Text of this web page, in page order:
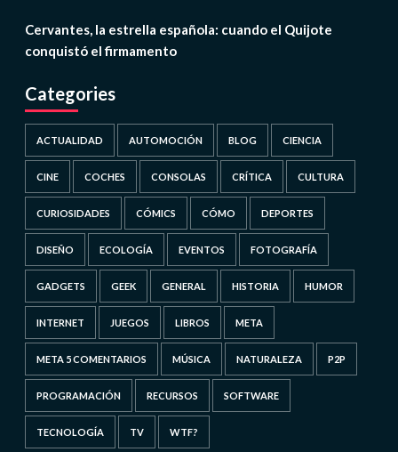
Cervantes, la estrella española: cuando el Quijote
conquistó el firmamento
Categories
ACTUALIDAD AUTOMOCIÓN BLOG CIENCIA
CINE COCHES CONSOLAS CRÍTICA CULTURA
CURIOSIDADES CÓMICS CÓMO DEPORTES
DISEÑO ECOLOGÍA EVENTOS FOTOGRAFÍA
GADGETS GEEK GENERAL HISTORIA HUMOR
INTERNET JUEGOS LIBROS META
META 5 COMENTARIOS MÚSICA NATURALEZA P2P
PROGRAMACIÓN RECURSOS SOFTWARE
TECNOLOGÍA TV WTF?